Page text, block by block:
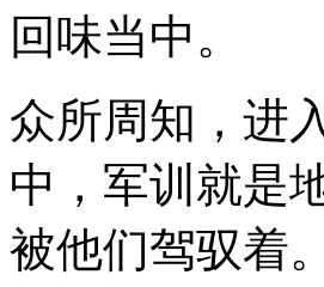
回味当中。
众所周知，进
中，军训就是
被他们驾驭着